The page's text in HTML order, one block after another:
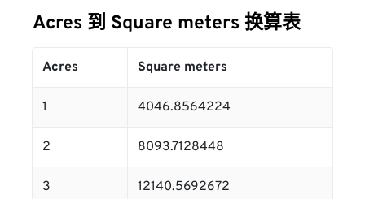
Acres 到 Square meters 换算表
Acres Square meters
1 4046.8564224
2 8093.7128448
3 12140.5692672